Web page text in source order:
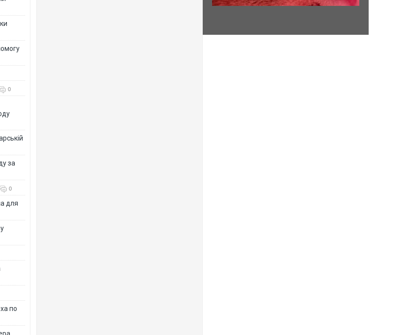
0
за
0
для
по